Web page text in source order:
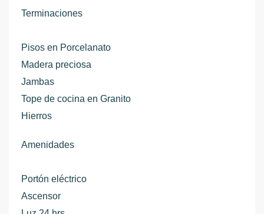
Terminaciones
Pisos en Porcelanato
Madera preciosa
Jambas
Tope de cocina en Granito
Hierros
Amenidades
Portón eléctrico
Ascensor